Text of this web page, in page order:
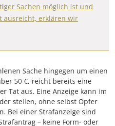
Sachen möglich ist und
ausreicht, erklären wir
Sache hingegen um einen
50 €, reicht bereits eine
Tat aus. Eine Anzeige kann im
stellen, ohne selbst Opfer
Bei einer Strafanzeige sind
– keine Form- oder